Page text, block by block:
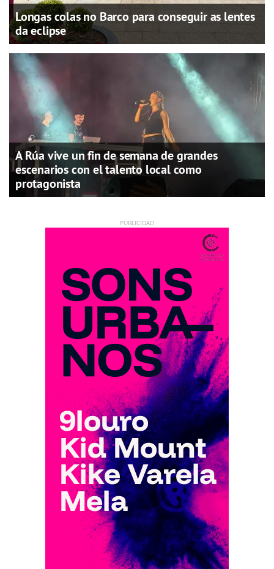
Longas colas no Barco para conseguir as lentes
da eclipse
A Rúa vive un fin de semana de grandes
escenarios con el talento local como
protagonista